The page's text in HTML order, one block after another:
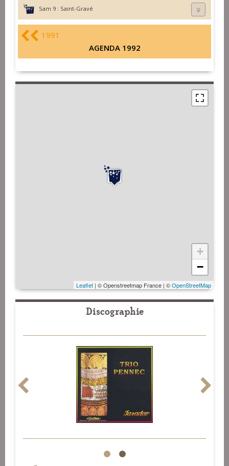
Sam 9 : Saint-Gravé
1991
AGENDA 1992
+
−
Leaflet | © Openstreetmap France | ©OpenStreetMap
Discographie
1 2